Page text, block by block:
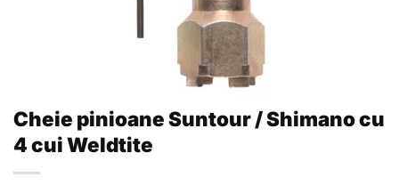
Cheie pinioane Suntour / Shimano cu
4 cui Weldtite